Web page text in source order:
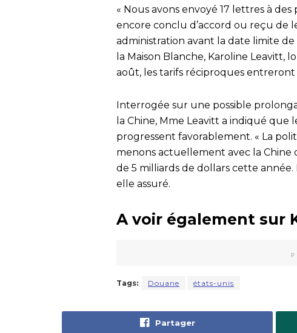
« Nous avons envoyé 17 lettres à
encore conclu d’accord ou reçu de
administration avant la date limite
la Maison Blanche, Karoline Leavitt,
août, les tarifs réciproques
Interrogée sur une possible
la Chine, Mme Leavitt a indiqué que
progressent favorablement. « La
menons actuellement avec la
de 5 milliards de dollars cette
elle assuré.
A voir également sur
Tags: Douane états-unis
Partager